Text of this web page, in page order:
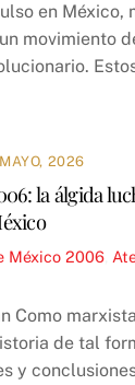
en México,
movimiento
2026
la álgida
México 2006
Como
de tal
y